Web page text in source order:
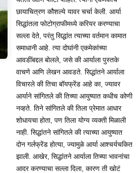
छायाचित्रण कौशल्ये यावर चर्चा केली. आर्या
सिद्धांतला फोटोग्राफीमध्ये करियर करण्याचा
सल्ला देते, परंतु सिद्धांत त्याच्या वर्तमान कामात
समाधानी आहे. त्या दोघांनी एकमेकांच्या
आवडींबद्दल बोलले, जसे की आर्याला पुस्तके
वाचणे आणि लेखन आवडते. सिद्धांतने आर्याला
विचारले की तिचा बॉयफ्रेंड आहे का, ज्यावर
आर्याने सांगितले की तिच्या आयुष्यात कधीच कोणी
नव्हते. तिने सांगितले की तिला प्रेमात आधार
शोधायचा होता, पण तिला योग्य व्यक्ती मिळाली
नाही. सिद्धांतने सांगितले की त्याच्या आयुष्यात
दोन गर्लफ्रेंड होत्या, ज्यामुळे आर्या आश्चर्यचकित
झाली. आखेर, सिद्धांतने आर्याला तिच्या भावनांचा
आदर करण्याचा सल्ला दिला, कारण ती खोटं